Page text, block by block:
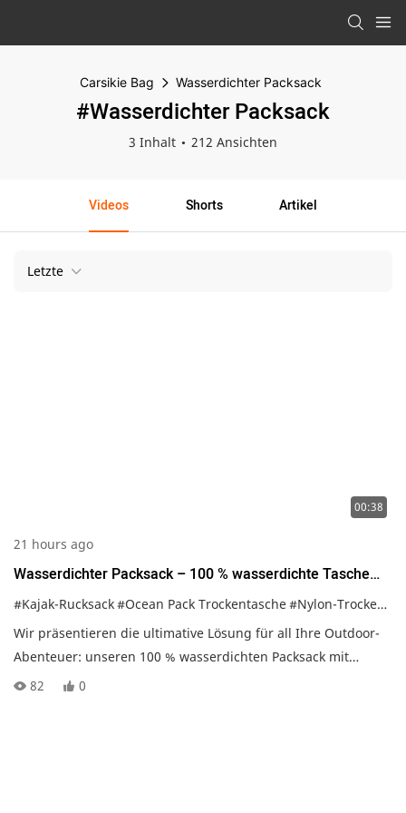
Carsikie Bag Wasserdichter Packsack
#Wasserdichter Packsack
3 Inhalt 212 Ansichten
Videos Shorts Artikel
Letzte
00:38
21 hours ago
Wasserdichter Packsack – 100 % wasserdichte Tasche
mit Handyhülle und Reißverschlusstasche vorne, ideal für
Strand, Angeln, Kajakfahren, Bootfahren und Wandern
#Kajak-Rucksack#Ocean Pack Trockentasche#Nylon-Trockenbeutel
Wir präsentieren die ultimative Lösung für all Ihre Outdoor-
Abenteuer: unseren 100 % wasserdichten Packsack mit
praktischer Reißverschlusstasche für Ihr Handy. Hergestellt
82 0